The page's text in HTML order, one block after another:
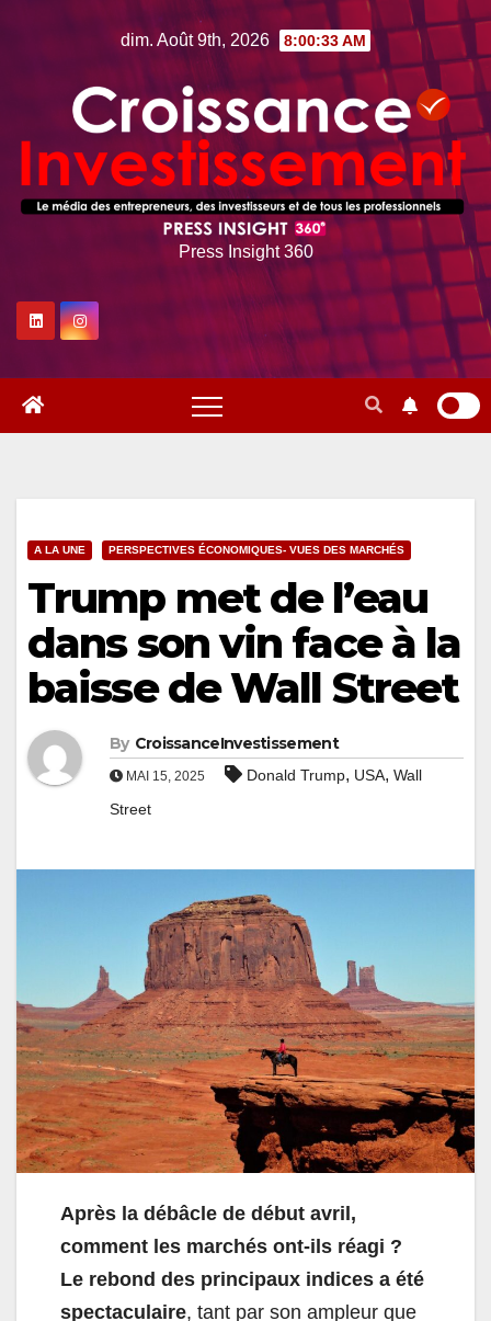
dim. Août 9th, 2026 8:00:34 AM
Press Insight 360
A LA UNE PERSPECTIVES ÉCONOMIQUES- VUES DES MARCHÉS
Trump met de l’eau
dans son vin face à la
baisse de Wall Street
By CroissanceInvestissement
MAI 15, 2025 Donald Trump, USA, Wall
Street
Après la débâcle de début avril,
comment les marchés ont-ils réagi ?
Le rebond des principaux indices a été
spectaculaire, tant par son ampleur que